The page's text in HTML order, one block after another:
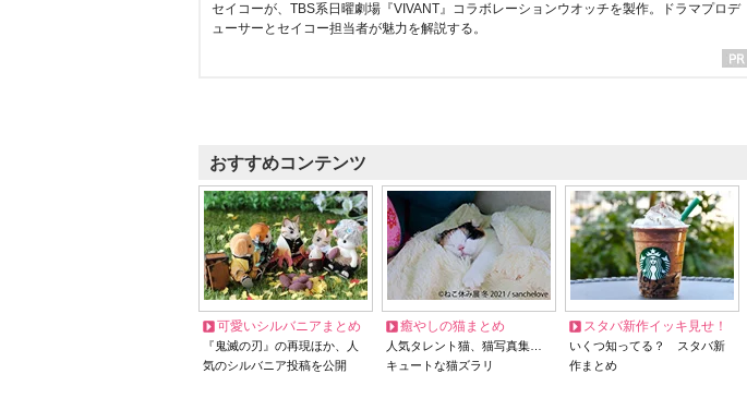
セイコーが、TBS系日曜劇場『VIVANT』コラボレーションウオッチを製作。ドラマプロデ
ューサーとセイコー担当者が魅力を解説する。
おすすめコンテンツ
可愛いシルバニアまとめ
『鬼滅の刃』の再現ほか、人
気のシルバニア投稿を公開
癒やしの猫まとめ
人気タレント猫、猫写真集…
キュートな猫ズラリ
スタバ新作イッキ見せ！
いくつ知ってる？ スタバ新
作まとめ